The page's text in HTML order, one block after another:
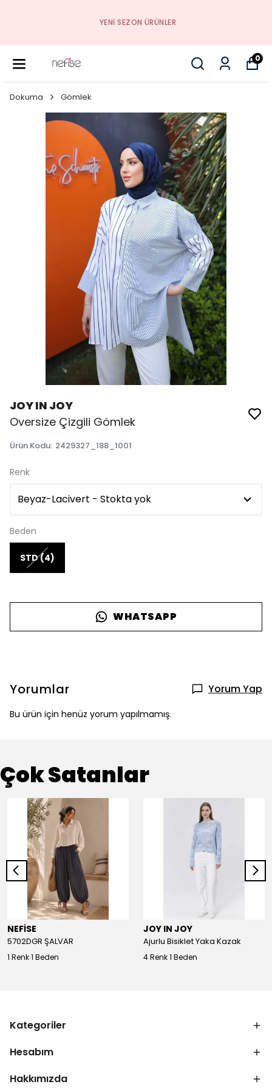
YENI SEZON ÜRÜNLER
0
Dokuma Gömlek
JOY IN JOY
Oversize Çizgili Gömlek
Ürün Kodu: 2429327_188_1001
Renk
Beden
STD (4)
WHATSAPP
Yorumlar Yorum Yap
Bu ürün için henüz yorum yapılmamış.
Çok Satanlar
NEFİSE
5702DGR ŞALVAR
1 Renk 1 Beden
JOY IN JOY
Ajurlu Bisiklet Yaka Kazak
4 Renk 1 Beden
Kategoriler
Hesabım
Hakkımızda